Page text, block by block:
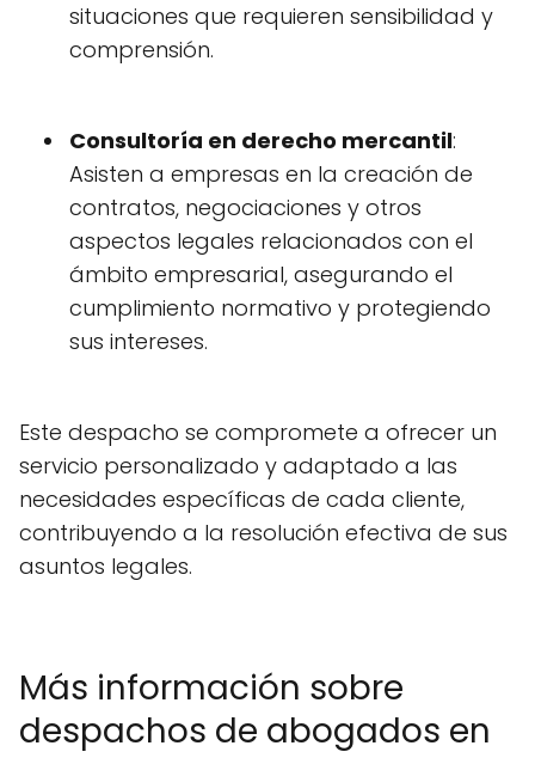
situaciones que requieren sensibilidad y
comprensión.
Consultoría en derecho mercantil:
Asisten a empresas en la creación de
contratos, negociaciones y otros
aspectos legales relacionados con el
ámbito empresarial, asegurando el
cumplimiento normativo y protegiendo
sus intereses.
Este despacho se compromete a ofrecer un
servicio personalizado y adaptado a las
necesidades específicas de cada cliente,
contribuyendo a la resolución efectiva de sus
asuntos legales.
Más información sobre
despachos de abogados en